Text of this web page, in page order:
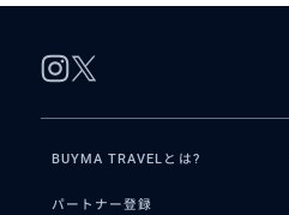
BUYMA TRAVELとは?
パートナー登録